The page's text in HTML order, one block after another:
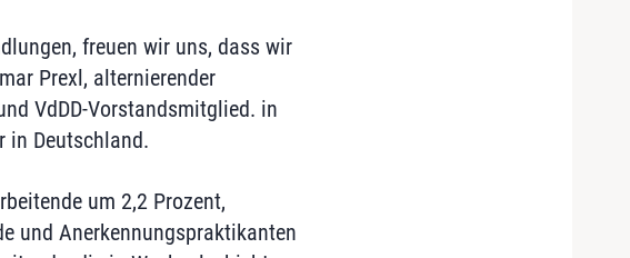
freuen wir uns, dass wir
Prexl, alternierender
VdDD-Vorstandsmitglied. in
in Deutschland.
um 2,2 Prozent,
und Anerkennungspraktikanten